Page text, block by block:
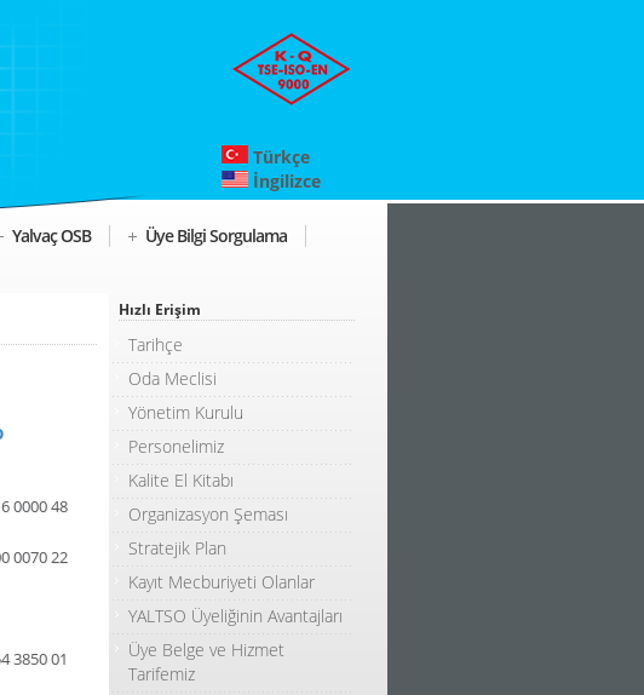
Türkçe
İngilizce
Yalvaç OSB
Üye Bilgi Sorgulama
0000 48
0070 22
3850 01
Hızlı Erişim
Tarihçe
Oda Meclisi
Yönetim Kurulu
Personelimiz
Kalite El Kitabı
Organizasyon Şeması
Stratejik Plan
Kayıt Mecburiyeti Olanlar
YALTSO Üyeliğinin Avantajları
Üye Belge ve Hizmet
Tarifemiz